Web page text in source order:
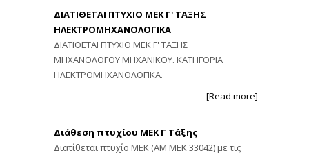
ΔΙΑΤΙΘΕΤΑΙ ΠΤΥΧΙΟ ΜΕΚ Γ' ΤΑΞΗΣ
ΗΛΕΚΤΡΟΜΗΧΑΝΟΛΟΓΙΚΑ
ΔΙΑΤΙΘΕΤΑΙ ΠΤΥΧΙΟ ΜΕΚ Γ' ΤΑΞΗΣ
ΜΗΧΑΝΟΛΟΓΟΥ ΜΗΧΑΝΙΚΟΥ. ΚΑΤΗΓΟΡΙΑ
ΗΛΕΚΤΡΟΜΗΧΑΝΟΛΟΓΙΚΑ.
[Read more]
Διάθεση πτυχίου ΜΕΚ Γ Τάξης
Διατίθεται πτυχίο ΜΕΚ (ΑΜ ΜΕΚ 33042) με τις